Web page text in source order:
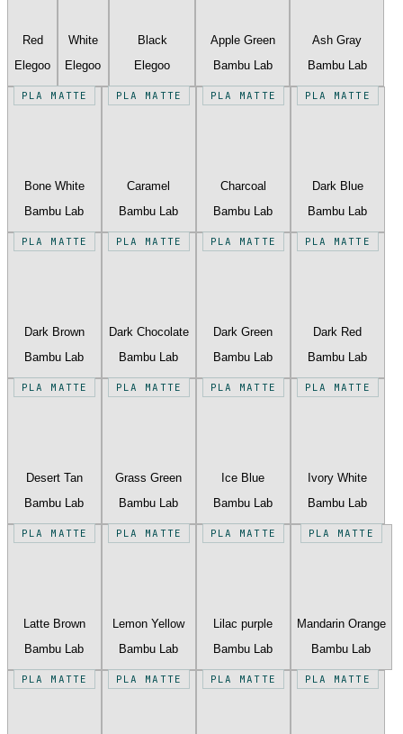
Red
Elegoo
White
Elegoo
Black
Elegoo
Apple Green
Bambu Lab
Ash Gray
Bambu Lab
PLA MATTE
Bone White
Bambu Lab
PLA MATTE
Caramel
Bambu Lab
PLA MATTE
Charcoal
Bambu Lab
PLA MATTE
Dark Blue
Bambu Lab
PLA MATTE
Dark Brown
Bambu Lab
PLA MATTE
Dark Chocolate
Bambu Lab
PLA MATTE
Dark Green
Bambu Lab
PLA MATTE
Dark Red
Bambu Lab
PLA MATTE
Desert Tan
Bambu Lab
PLA MATTE
Grass Green
Bambu Lab
PLA MATTE
Ice Blue
Bambu Lab
PLA MATTE
Ivory White
Bambu Lab
PLA MATTE
Latte Brown
Bambu Lab
PLA MATTE
Lemon Yellow
Bambu Lab
PLA MATTE
Lilac purple
Bambu Lab
PLA MATTE
Mandarin Orange
Bambu Lab
PLA MATTE PLA MATTE PLA MATTE PLA MATTE